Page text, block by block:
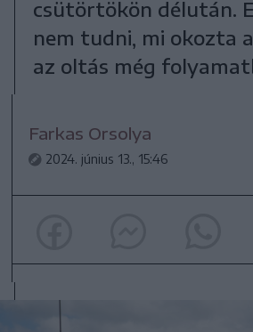
csütörtökön délután.
nem tudni, mi okozta
az oltás még
Farkas Orsolya
2024. június 13., 15:46